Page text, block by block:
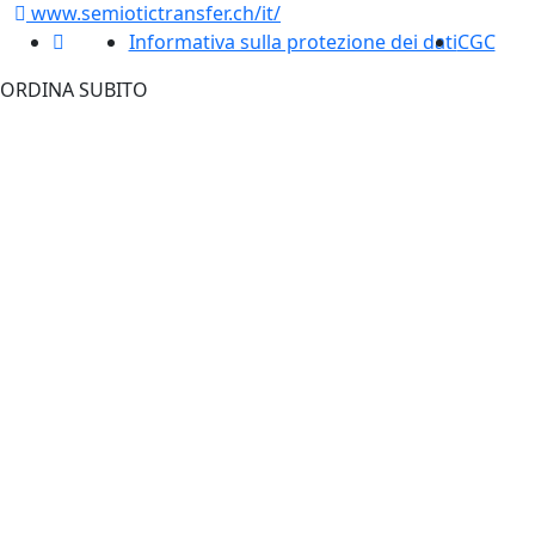
www.semiotictransfer.ch/it/
Informativa sulla protezione dei datiCGC
ORDINA SUBITO